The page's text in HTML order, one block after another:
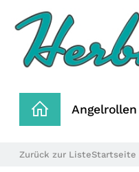
Angelrollen
Zurück zur ListeStartseite